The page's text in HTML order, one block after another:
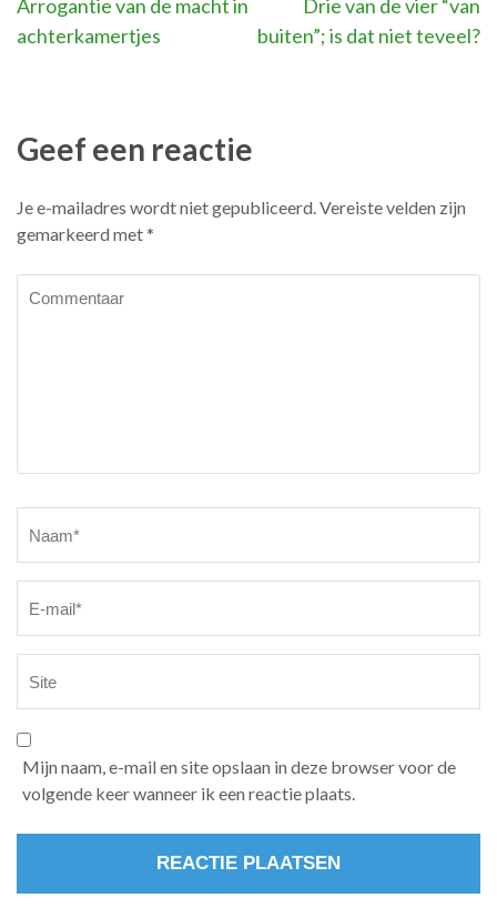
Bericht
navigatie
Arrogantie van de macht in
achterkamertjes
Drie van de vier “van
buiten”; is dat niet teveel?
Geef een reactie
Je e-mailadres wordt niet gepubliceerd.Vereiste velden zijn
gemarkeerd met*
Mijn naam, e-mail en site opslaan in deze browser voor de
volgende keer wanneer ik een reactie plaats.